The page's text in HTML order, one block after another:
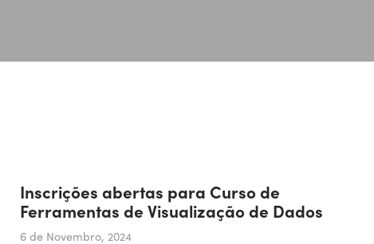
Inscrições abertas para Curso de
Ferramentas de Visualização de Dados
6 de Novembro, 2024